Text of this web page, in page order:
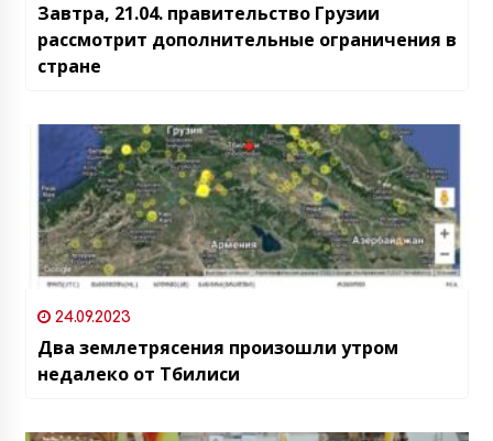
Завтра, 21.04. правительство Грузии
рассмотрит дополнительные ограничения в
стране
24.09.2023
Два землетрясения произошли утром
недалеко от Тбилиси